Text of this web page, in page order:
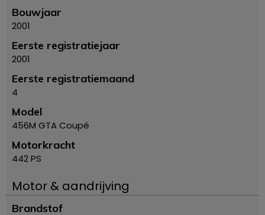
Bouwjaar
2001
Eerste registratiejaar
2001
Eerste registratiemaand
4
Model
456M GTA Coupé
Motorkracht
442 PS
Motor & aandrijving
Brandstof